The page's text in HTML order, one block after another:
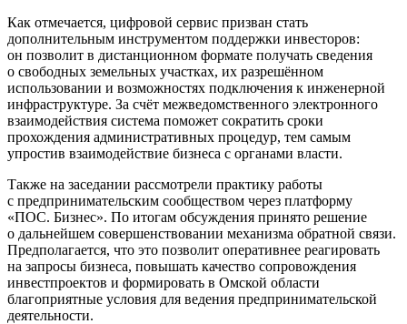
Как отмечается, цифровой сервис призван стать
дополнительным инструментом поддержки инвесторов:
он позволит в дистанционном формате получать сведения
о свободных земельных участках, их разрешённом
использовании и возможностях подключения к инженерной
инфраструктуре. За счёт межведомственного электронного
взаимодействия система поможет сократить сроки
прохождения административных процедур, тем самым
упростив взаимодействие бизнеса с органами власти.
Также на заседании рассмотрели практику работы
с предпринимательским сообществом через платформу
«ПОС. Бизнес». По итогам обсуждения принято решение
о дальнейшем совершенствовании механизма обратной связи.
Предполагается, что это позволит оперативнее реагировать
на запросы бизнеса, повышать качество сопровождения
инвестпроектов и формировать в Омской области
благоприятные условия для ведения предпринимательской
деятельности.